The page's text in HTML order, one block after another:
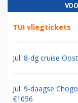
TUI vliegtickets
Jul: 8-dg cruise
Jul: 9-daagse
€1056